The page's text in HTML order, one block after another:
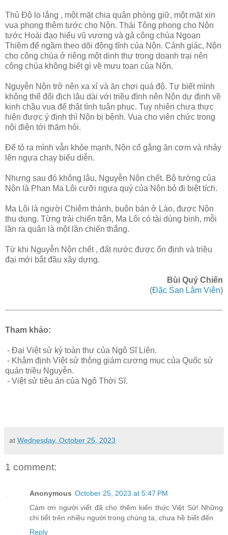
Thủ Độ lo lắng , một mặt chia quân phòng giữ, một mặt xin
vua phong thêm tước cho Nộn. Thái Tông phong cho Nộn
tước Hoài đạo hiếu vũ vương và gả công chúa Ngoạn
Thiềm để ngầm theo dõi động tĩnh của Nộn. Cảnh giác, Nộn
cho công chúa ở riêng một dinh thự trong doanh trại nên
công chúa không biết gì về mưu toan của Nộn.
Nguyễn Nộn trở nên xa xỉ và ăn chơi quá độ. Tự biết mình
không thể đối địch lâu dài với triều đình nên Nộn dự định về
kinh chầu vua để thật tình tuân phục. Tuy nhiên chưa thực
hiện được ý định thì Nộn bị bệnh. Vua cho viên chức trong
nội điện tới thăm hỏi.
Để tỏ ra mình vẫn khỏe mạnh, Nộn cố gắng ăn cơm và nhảy
lên ngựa chạy biểu diễn.
Nhưng sau đó không lâu, Nguyễn Nộn chết. Bộ tướng của
Nộn là Phan Ma Lôi cưỡi ngựa quý của Nộn bỏ đi biệt tích.
Ma Lôi là người Chiêm thành, buôn bán ở Lào, được Nộn
thu dụng. Từng trải chiến trận, Ma Lôi có tài dùng binh, mỗi
lần ra quân là một lần chiến thắng.
Từ khi Nguyễn Nộn chết , đất nước được ổn định và triều
đại mới bắt đầu xây dựng.
Bùi Quý Chiến
(Đặc San Lâm Viên)
Tham khảo:
- Đại Việt sử ký toàn thư của Ngô Sĩ Liên.
- Khâm định Việt sử thông giám cương mục của Quốc sử
quán triều Nguyễn.
- Việt sử tiêu án của Ngô Thời Sĩ.
at Wednesday, October 25, 2023
1 comment:
Anonymous October 25, 2023 at 5:47 PM
Cám ơn người viết đã cho thêm kiến thức Việt Sử! Những
chi tiết trên nhiều người trong chúng ta, chưa hề biết đến
Reply